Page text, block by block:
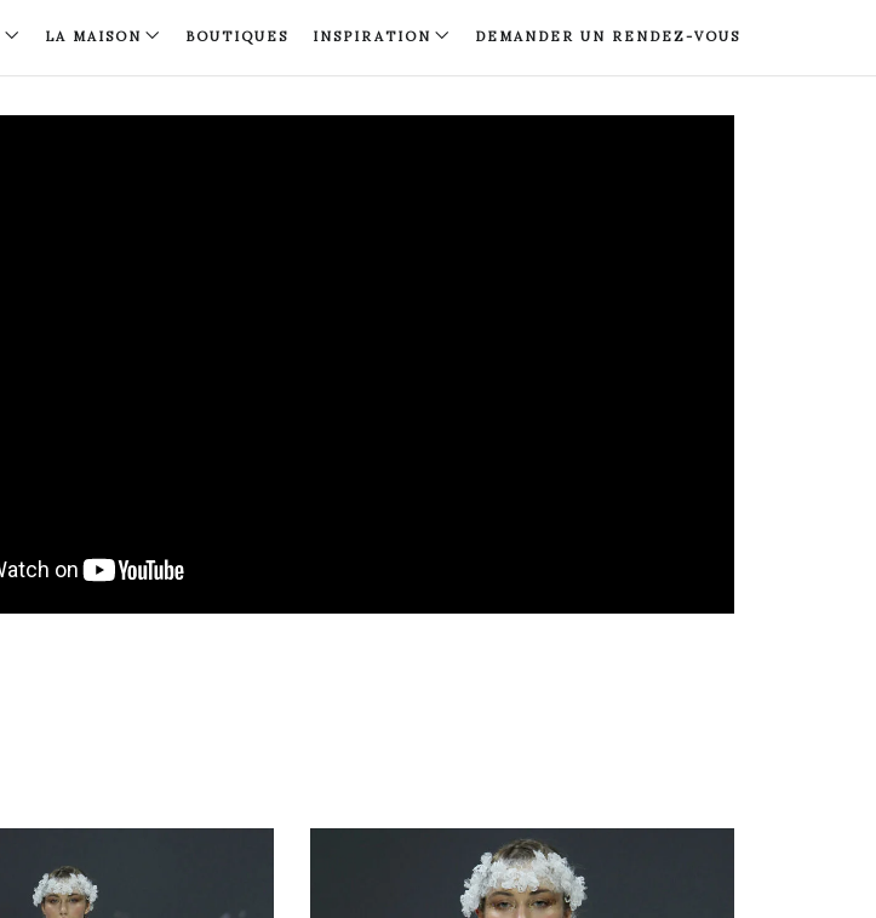
LA MAISON BOUTIQUES INSPIRATION DEMANDER UN RENDEZ-VOUS